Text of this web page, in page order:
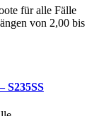
für alle Fälle
von 2,00 bis
S235SS